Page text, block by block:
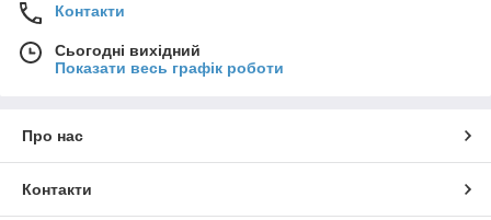
Контакти
Сьогодні вихідний
Показати весь графік роботи
Про нас
Контакти